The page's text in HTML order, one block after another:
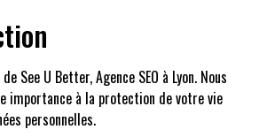
See U Better, Agence SEO à Lyon. Nous
importance à la protection de votre vie
personnelles.